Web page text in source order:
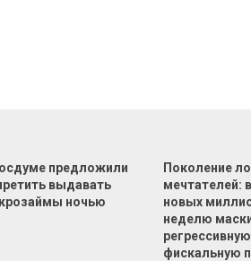
предложили
выдавать
ночью
Поколение
мечтателей:
новых
неделю
регрессивную
фискальную